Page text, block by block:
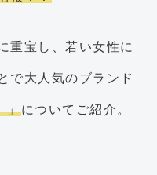
重宝し、若い女性に
で大人気のブランド
」についてご紹介。